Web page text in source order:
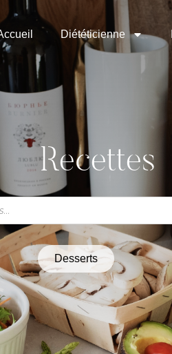
Diététicienne
Recettes
Desserts